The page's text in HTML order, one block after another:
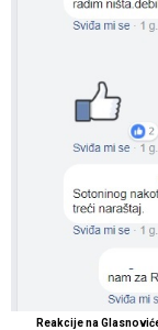
Reakcije na